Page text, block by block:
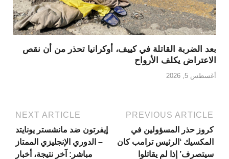
بعد الضربة القاتلة في كييف، أوكرانيا تحذر من أن نقص
الاعتراض يكلف الأرواح
أغسطس 5, 2026
PREVIOUS ARTICLE
كروز حذر المسؤولين في
المكسيك ‘الرئيس ترامب كان
سيتصرف’ إذا لم يقاتلوا
NEXT ARTICLE
إيفرتون ضد مانشستر يونايتد
– الدوري الإنجليزي الممتاز
مباشر: آخر نتيجة، أخبار